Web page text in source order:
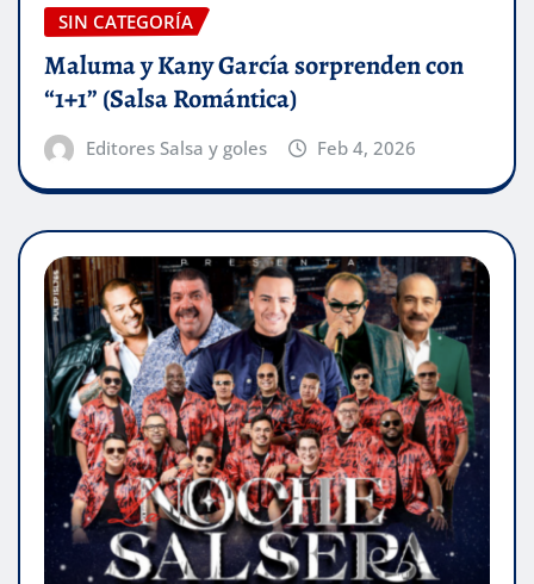
SIN CATEGORÍA
Maluma y Kany García sorprenden con
“1+1” (Salsa Romántica)
Editores Salsa y goles Feb 4, 2026